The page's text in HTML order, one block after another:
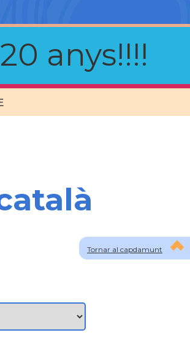
anys!!!!
Tornar al capdamunt